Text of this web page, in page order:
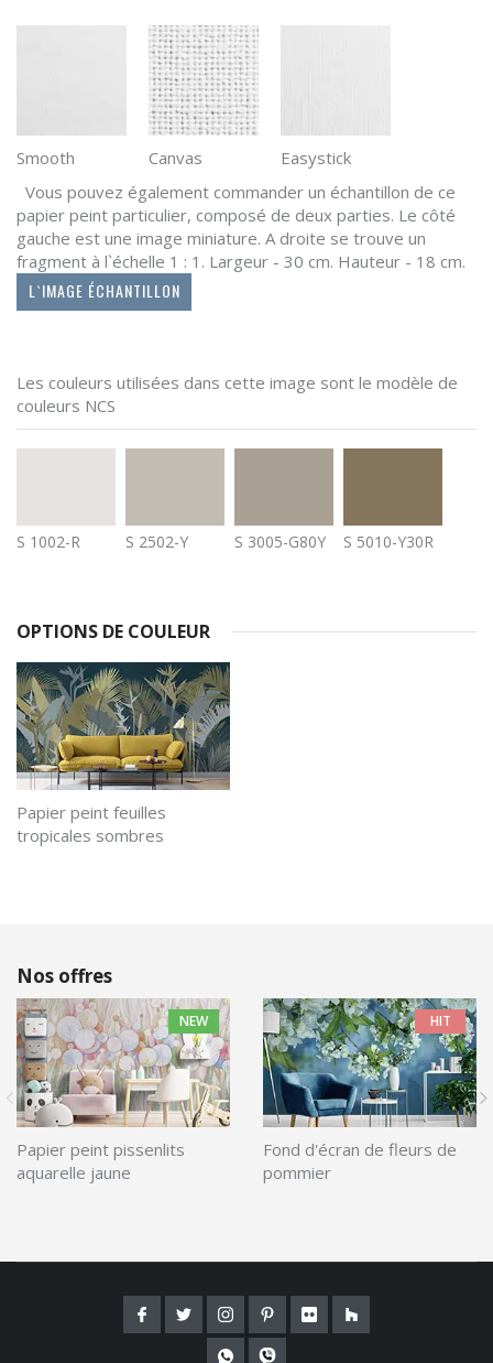
Smooth Canvas
Easystick
Vous pouvez également commander un échantillon de ce
papier peint particulier, composé de deux parties. Le côté
gauche est une image miniature. A droite se trouve un
fragment à l`échelle 1 : 1. Largeur - 30 cm. Hauteur - 18 cm.
L`IMAGE ÉCHANTILLON
Les couleurs utilisées dans cette image sont le modèle de
couleurs NCS
S 1002-R S 2502-Y S 3005-G80Y S 5010-Y30R
OPTIONS DE COULEUR
Papier peint feuilles
tropicales sombres
Nos offres
NEW
Papier peint pissenlits
aquarelle jaune
HIT
Fond d'écran de fleurs de
pommier